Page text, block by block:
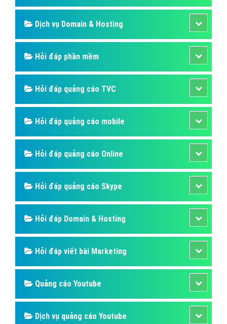
Dịch vụ Domain & Hosting
Hỏi đáp phần mềm
Hỏi đáp quảng cáo TVC
Hỏi đáp quảng cáo mobile
Hỏi đáp quảng cáo Online
Hỏi đáp quảng cáo Skype
Hỏi đáp Domain & Hosting
Hỏi đáp viết bài Marketing
Quảng cáo Youtube
Dịch vụ quảng cáo Youtube